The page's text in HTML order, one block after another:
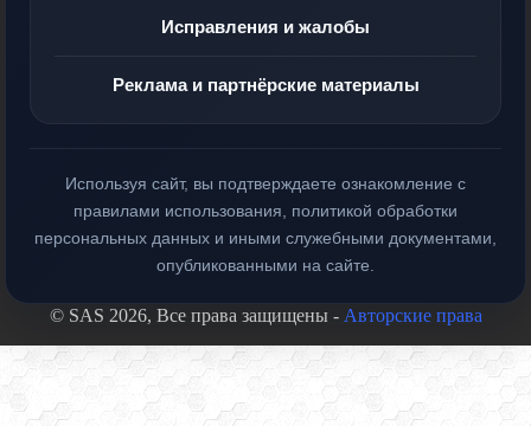
Исправления и жалобы
Реклама и партнёрские материалы
Используя сайт, вы подтверждаете ознакомление с
правилами использования, политикой обработки
персональных данных и иными служебными документами,
опубликованными на сайте.
© SAS 2026, Все права защищены - Авторские права